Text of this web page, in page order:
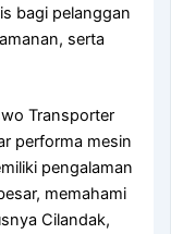
bagi pelanggan
serta
Transporter
performa mesin
pengalaman
memahami
Cilandak,